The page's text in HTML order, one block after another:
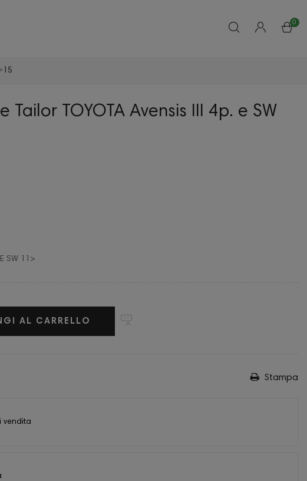
0
Tailor TOYOTA Avensis III 4p. e SW
SW 11>
AL CARRELLO
Stampa
vendita